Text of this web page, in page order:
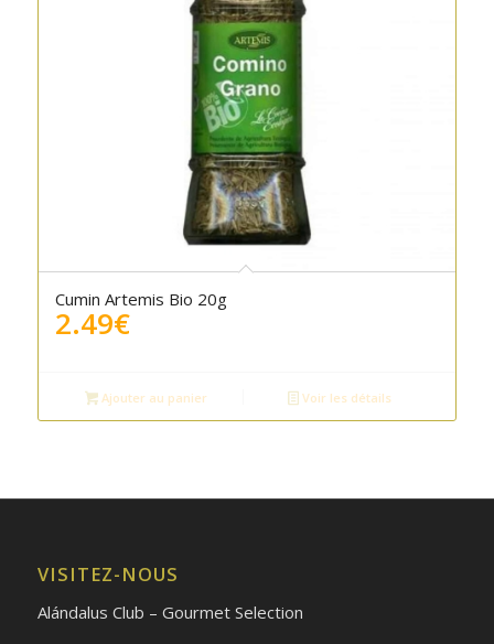
Cumin Artemis Bio 20g
2.49€
Ajouter au panier Voir les détails
VISITEZ-NOUS
Alándalus Club – Gourmet Selection